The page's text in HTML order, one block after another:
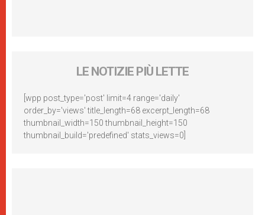
LE NOTIZIE PIÙ LETTE
[wpp post_type='post' limit=4 range='daily'
order_by='views' title_length=68 excerpt_length=68
thumbnail_width=150 thumbnail_height=150
thumbnail_build='predefined' stats_views=0]